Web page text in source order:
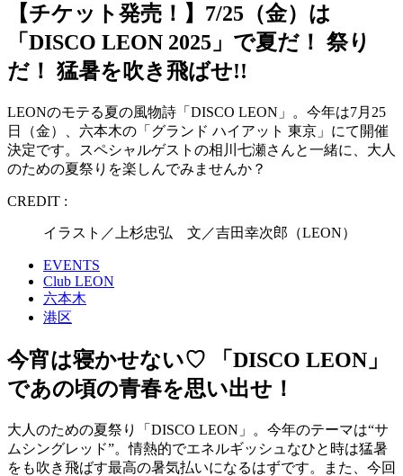
【チケット発売！】7/25（金）は
「DISCO LEON 2025」で夏だ！ 祭り
だ！ 猛暑を吹き飛ばせ!!
LEONのモテる夏の風物詩「DISCO LEON」。今年は7月25
日（金）、六本木の「グランド ハイアット 東京」にて開催
決定です。スペシャルゲストの相川七瀬さんと一緒に、大人
のための夏祭りを楽しんでみませんか？
CREDIT :
イラスト／上杉忠弘 文／吉田幸次郎（LEON）
EVENTS
Club LEON
六本木
港区
今宵は寝かせない♡ 「DISCO LEON」
であの頃の青春を思い出せ！
大人のための夏祭り「DISCO LEON」。今年のテーマは“サ
ムシングレッド”。情熱的でエネルギッシュなひと時は猛暑
をも吹き飛ばす最高の暑気払いになるはずです。また、今回